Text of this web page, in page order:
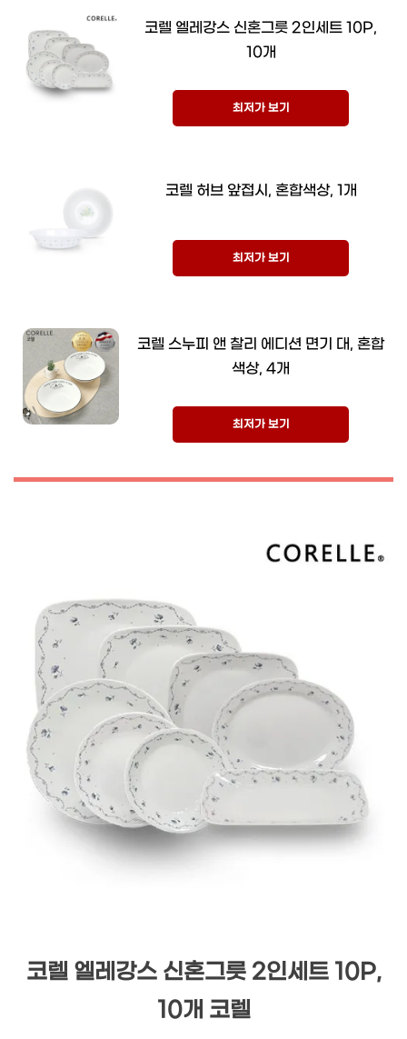
코렐 엘레강스 신혼그릇 2인세트 10P,
10개
최저가 보기
코렐 허브 앞접시, 혼합색상, 1개
최저가 보기
코렐 스누피 앤 찰리 에디션 면기 대, 혼합
색상, 4개
최저가 보기
코렐 엘레강스 신혼그릇 2인세트 10P,
10개 코렐